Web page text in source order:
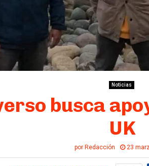
Noticias
busca
UK
por Redacción 23